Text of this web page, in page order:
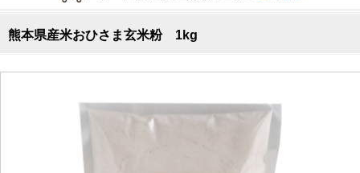
熊本県産米おひさま玄米粉 1kg